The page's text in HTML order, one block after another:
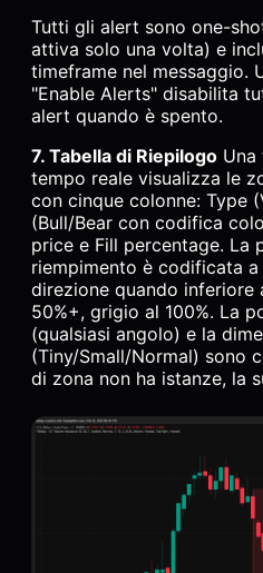
Tutti gli alert sono one-
attiva solo una volta) e
timeframe nel messaggio.
"Enable Alerts" disabilita
alert quando è spento.
7. Tabella di Riepilogo
tempo reale visualizza le
con cinque colonne: Type
(Bull/Bear con codifica
price e Fill percentage. La
riempimento è codificata
direzione quando inferiore
50%+, grigio al 100%. La
(qualsiasi angolo) e la
(Tiny/Small/Normal) sono
di zona non ha istanze, la